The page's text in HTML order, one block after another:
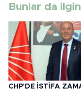
Bunlar da
CHP'DE İSTİFA